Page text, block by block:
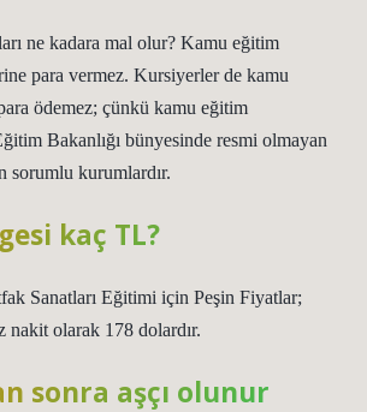
ne kadara mal olur? Kamu eğitim
para vermez. Kursiyerler de kamu
ödemez; çünkü kamu eğitim
Bakanlığı bünyesinde resmi olmayan
sorumlu kurumlardır.
kaç TL?
Sanatları Eğitimi için Peşin Fiyatlar;
olarak 178 dolardır.
sonra aşçı olunur